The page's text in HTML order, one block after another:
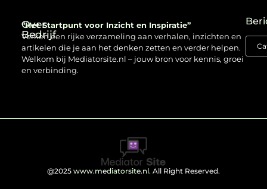
Over
Bedrijf
“Het Startpunt voor Inzicht en Inspiratie”
Verken een rijke verzameling aan verhalen, inzichten en
artikelen die je aan het denken zetten en verder helpen.
Welkom bij Mediatorsite.nl – jouw bron voor kennis, groei
en verbinding.
@2025 www.mediatorsite.nl. All Right Reserved.